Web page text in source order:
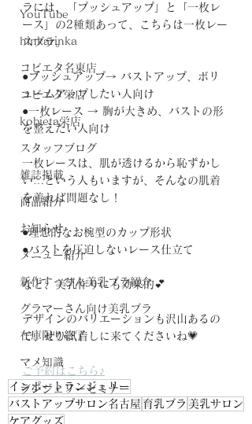
YouTube
hinkarinka
コビエタ名東店
コビエタ栄店
kobieta栄店
スタッフブログ
雑誌掲載
商品紹介
お知らせ
メニュー紹介
新作すっぴん美乳ブラ紹介
グラマーさん向け美乳ブラ
在庫限り終了
マメ知識
ランジェリーセミナー
ラには、「プッシュアップ」と「一枚レ
ース」の2種類あって、こちらは一枚レー
スブラ。
●プッシュアップ→ バストアップ、ボリ
ュームアップしたい人向け
●一枚レース → 胸が大きめ、バストの形
を整えたい人向け
一枚レースは、肌が透けるから恥ずかし
い…という人もいますが、そんなの肌着
を着れば問題なし！
●理想的なお椀型のカップ形状
●バストを圧迫しないレース仕立て
など、美乳作りにも効果的💕
デザインのバリエーションも沢山あるの
で、ぜひ試着しに来てくださいね💗
ご予約はこちら♪
インポートランジェリー
バストアップサロン名古屋 育乳ブラ 美乳サロン
ケアグッズ